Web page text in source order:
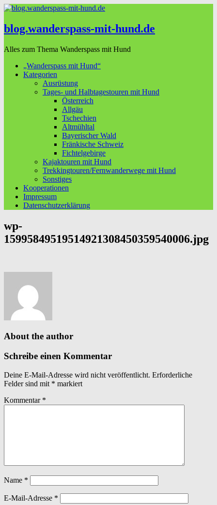
blog.wanderspass-mit-hund.de
Alles zum Thema Wanderspass mit Hund
„Wanderspass mit Hund“
Kategorien
Ausrüstung
Tages- und Halbtagestouren mit Hund
Österreich
Allgäu
Tschechien
Altmühltal
Bayerischer Wald
Fränkische Schweiz
Fichtelgebirge
Kajaktouren mit Hund
Trekkingtouren/Fernwanderwege mit Hund
Sonstiges
Kooperationen
Impressum
Datenschutzerklärung
wp-
15995849519514921308450359540006.jpg
About the author
Schreibe einen Kommentar
Deine E-Mail-Adresse wird nicht veröffentlicht. Erforderliche
Felder sind mit * markiert
Kommentar *
Name *
E-Mail-Adresse *